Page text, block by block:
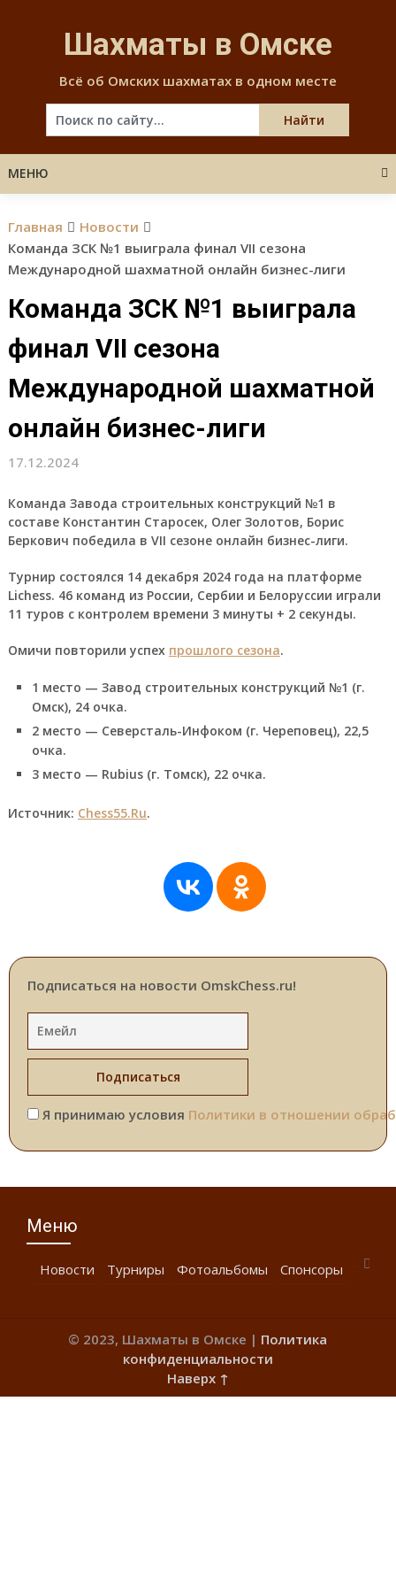
content
Шахматы в Омске
Всё об Омских шахматах в одном месте
МЕНЮ
Главная
Новости
Команда ЗСК №1 выиграла финал VII сезона
Международной шахматной онлайн бизнес-лиги
Команда ЗСК №1 выиграла
финал VII сезона
Международной шахматной
онлайн бизнес-лиги
17.12.2024
Команда Завода строительных конструкций №1 в
составе Константин Старосек, Олег Золотов, Борис
Беркович победила в VII сезоне онлайн бизнес-лиги.
Турнир состоялся 14 декабря 2024 года на платформе
Lichess. 46 команд из России, Сербии и Белоруссии играли
11 туров с контролем времени 3 минуты + 2 секунды.
Омичи повторили успех прошлого сезона.
1 место — Завод строительных конструкций №1 (г.
Омск), 24 очка.
2 место — Северсталь-Инфоком (г. Череповец), 22,5
очка.
3 место — Rubius (г. Томск), 22 очка.
Источник: Chess55.Ru.
Подписаться на новости OmskChess.ru!
Я принимаю условия Политики в отношении
Меню
Новости Турниры Фотоальбомы Спонсоры
© 2023, Шахматы в Омске | Политика
конфиденциальности
Наверх ↑